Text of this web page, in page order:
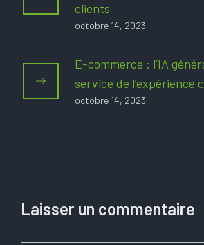
clients
octobre 14, 2023
E-commerce : l’IA
service de l’expérience
octobre 14, 2023
Laisser un commentaire